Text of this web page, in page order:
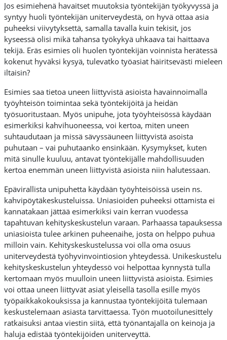
Jos esimiehenä havaitset muutoksia työntekijän työkyvyssä ja
syntyy huoli työntekijän uniterveydestä, on hyvä ottaa asia
puheeksi viivytyksettä, samalla tavalla kuin tekisit, jos
kyseessä olisi mikä tahansa työkykyä uhkaava tai haittaava
tekijä. Eräs esimies oli huolen työntekijän voinnista herätessä
kokenut hyväksi kysyä, tulevatko työasiat häiritsevästi mieleen
iltaisin?
Esimies saa tietoa uneen liittyvistä asioista havainnoimalla
työyhteisön toimintaa sekä työntekijöitä ja heidän
työsuoritustaan. Myös unipuhe, jota työyhteisössä käydään
esimerkiksi kahvihuoneessa, voi kertoa, miten uneen
suhtaudutaan ja missä sävyssäuneen liittyvistä asoista
puhutaan – vai puhutaanko ensinkään. Kysymykset, kuten
mitä sinulle kuuluu, antavat työntekijälle mahdollisuuden
kertoa enemmän uneen liittyvistä asioista niin halutessaan.
Epävirallista unipuhetta käydään työyhteisöissä usein ns.
kahvipöytäkeskusteluissa. Uniasioiden puheeksi ottamista ei
kannatakaan jättää esimerkiksi vain kerran vuodessa
tapahtuvan kehityskeskustelun varaan. Parhaassa tapauksessa
uniasioista tulee arkinen puheenaihe, josta on helppo puhua
milloin vain. Kehityskeskustelussa voi olla oma osuus
uniterveydestä työhyvinvointiosion yhteydessä. Unikeskustelu
kehityskeskustelun yhteydessö voi helpottaa kynnystä tulla
kertomaan myös muulloin uneen liittyvistä asioista. Esimies
voi ottaa uneen liittyvät asiat yleisellä tasolla esille myös
työpaikkakokouksissa ja kannustaa työntekijöitä tulemaan
keskustelemaan asiasta tarvittaessa. Työn muotoilunesittely
ratkaisuksi antaa viestin siitä, että työnantajalla on keinoja ja
haluja edistää työntekijöiden uniterveyttä.